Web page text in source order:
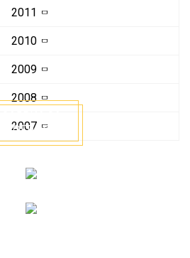
2011
2010
2009
2008
2007
ОГЛЕД